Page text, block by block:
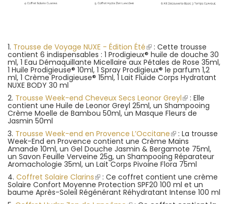
1. Trousse de Voyage NUXE - Édition Été(le
lien
est
externe)
: Cette trousse
contient 6 indispensables : 1 Prodigieux® huile de douche 30
ml, 1 Eau Démaquillante Micellaire aux Pétales de Rose 35ml,
1 Huile Prodigieuse® 10ml, 1 Spray Prodigieux® le parfum 1,2
ml, 1 Crème Prodigieuse® 15ml, 1 Lait Fluide Corps Hydratant
NUXE BODY 30 ml
2. Trousse Week-end Cheveux Secs Leonor Greyl(le
lien
est
: Elle
contient une Huile de Leonor Greyl 25ml, un Shampooing
Crème Moelle de Bambou 50ml, un Masque Fleurs de
Jasmin 50ml
3. Trousse Week-end en Provence L’Occitane(le
lien
est
externe)
: La trousse
Week-End en Provence contient une Crème Mains
Amande 10ml, un Gel Douche Jasmin & Bergamote 75ml,
un Savon Feuille Verveine 25g, un Shampooing Réparateur
Aromachologie 35ml, un Lait Corps Pivoine Flora 75ml
4. Coffret Solaire Clarins(le
lien
est
externe)
: Ce coffret contient une crème
Solaire Confort Moyenne Protection SPF20 100 ml et un
baume Après-Soleil Régénérant Réhydratant Intense 100 ml